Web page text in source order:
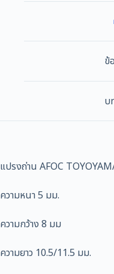
(ขนาด5x8x10.5/11.5)
ข้
บ
แปรงถ่าน AFOC
ความหนา 5 มม.
ความกว้าง 8 มม
ความยาว 10.5/11.5 มม.